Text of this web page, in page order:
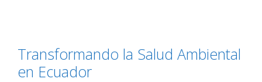
Transformando la Salud Ambiental
en Ecuador